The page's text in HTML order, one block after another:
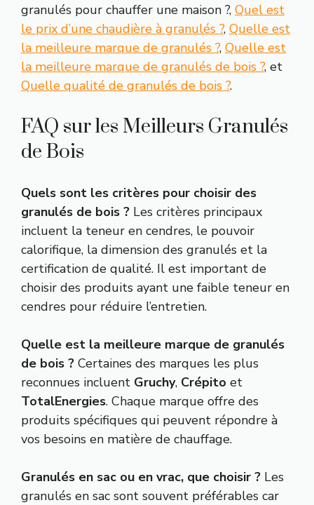
granulés pour chauffer une maison ?, Quel est
le prix d’une chaudière à granulés ?, Quelle est
la meilleure marque de granulés ?, Quelle est
la meilleure marque de granulés de bois ?, et
Quelle qualité de granulés de bois ?.
FAQ sur les Meilleurs Granulés
de Bois
Quels sont les critères pour choisir des
granulés de bois ? Les critères principaux
incluent la teneur en cendres, le pouvoir
calorifique, la dimension des granulés et la
certification de qualité. Il est important de
choisir des produits ayant une faible teneur en
cendres pour réduire l’entretien.
Quelle est la meilleure marque de granulés
de bois ? Certaines des marques les plus
reconnues incluent Gruchy, Crépito et
TotalEnergies. Chaque marque offre des
produits spécifiques qui peuvent répondre à
vos besoins en matière de chauffage.
Granulés en sac ou en vrac, que choisir ? Les
granulés en sac sont souvent préférables car